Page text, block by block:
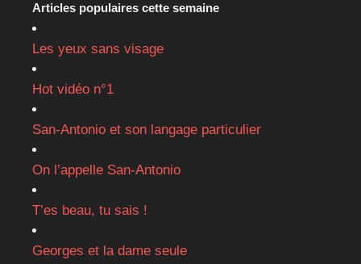
Articles populaires cette semaine
Les yeux sans visage
Hot vidéo n°1
San-Antonio et son langage particulier
On l’appelle San-Antonio
T’es beau, tu sais !
Georges et la dame seule